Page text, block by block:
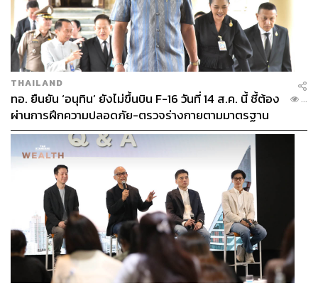
THAILAND
ทอ. ยืนยัน ‘อนุทิน’ ยังไม่ขึ้นบิน F-16 วันที่ 14 ส.ค. นี้ ชี้ต้อง
ผ่านการฝึกความปลอดภัย-ตรวจร่างกายตามมาตรฐาน
ก่อน
...